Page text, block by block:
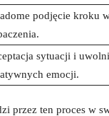
podjęcie kroku
sytuacji i
emocji.
przez ten proces w